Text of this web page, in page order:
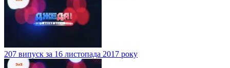
207 випуск за 16 листопада 2017 року